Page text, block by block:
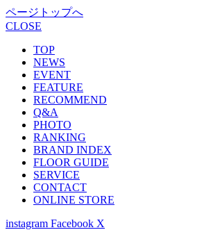
ページトップへ
CLOSE
TOP
NEWS
EVENT
FEATURE
RECOMMEND
Q&A
PHOTO
RANKING
BRAND INDEX
FLOOR GUIDE
SERVICE
CONTACT
ONLINE STORE
instagram Facebook X